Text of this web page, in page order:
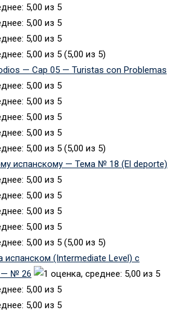
(5,00 из 5)
— Cap 05 — Turistas con Problemas
(5,00 из 5)
испанскому — Тема № 18 (El deporte)
(5,00 из 5)
испанском (Intermediate Level) с
— № 26